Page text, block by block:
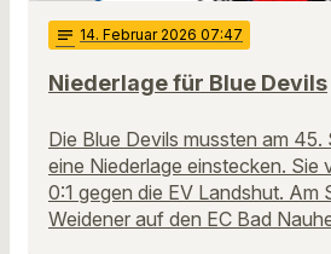
notes 14. Februar 2026 07:47
Niederlage für Blue Devils
Die Blue Devils mussten am 45.
eine Niederlage einstecken. Sie
0:1 gegen die EV Landshut. Am
Weidener auf den EC Bad